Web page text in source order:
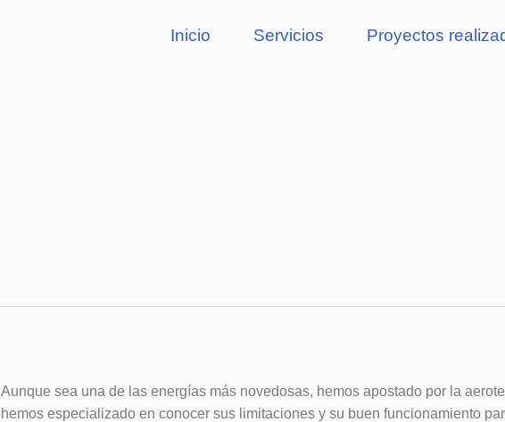
Inicio Servicios Proyectos
Aunque sea una de las energías más novedosas, hemos apostado por la
hemos especializado en conocer sus limitaciones y su buen funcionamiento